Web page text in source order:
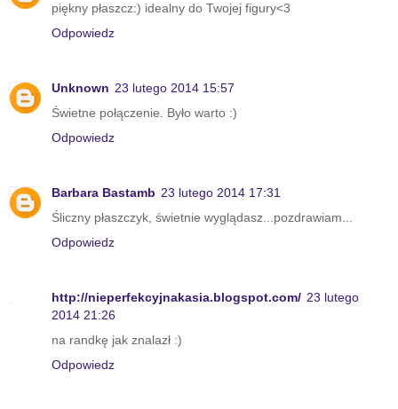
piękny płaszcz:) idealny do Twojej figury<3
Odpowiedz
Unknown 23 lutego 2014 15:57
Świetne połączenie. Było warto :)
Odpowiedz
Barbara Bastamb 23 lutego 2014 17:31
Śliczny płaszczyk, świetnie wyglądasz...pozdrawiam...
Odpowiedz
http://nieperfekcyjnakasia.blogspot.com/ 23 lutego
2014 21:26
na randkę jak znalazł :)
Odpowiedz